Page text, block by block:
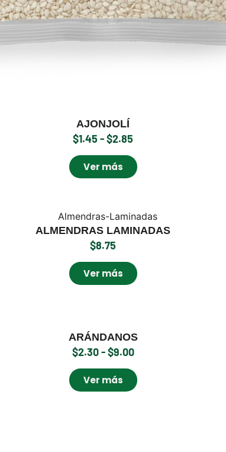
AJONJOLÍ
$1.45 -$2.85
Ver más
ALMENDRAS LAMINADAS
$8.75
Ver más
ARÁNDANOS
$2.30 - $9.00
Ver más